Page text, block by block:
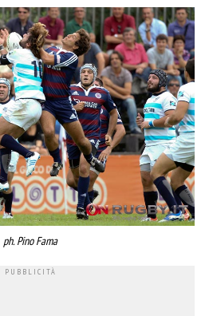
ph. Pino Fama